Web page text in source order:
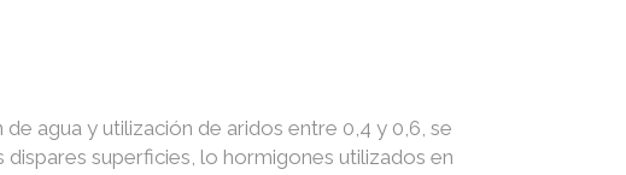
agua y utilización de aridos entre 0,4 y 0,6, se
superficies, lo hormigones utilizados en